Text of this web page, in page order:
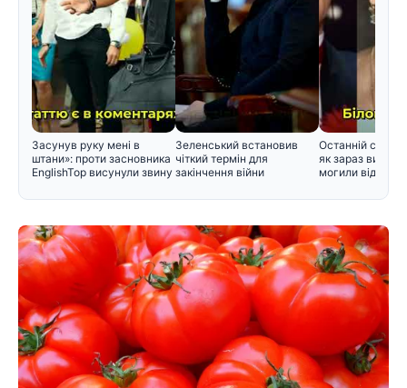
Засунув руку мені в
штани»: проти засновника
EnglishTop висунули звину
Зеленський встановив
чіткий термін для
закінчення війни
Останній
як зараз
могили відомих